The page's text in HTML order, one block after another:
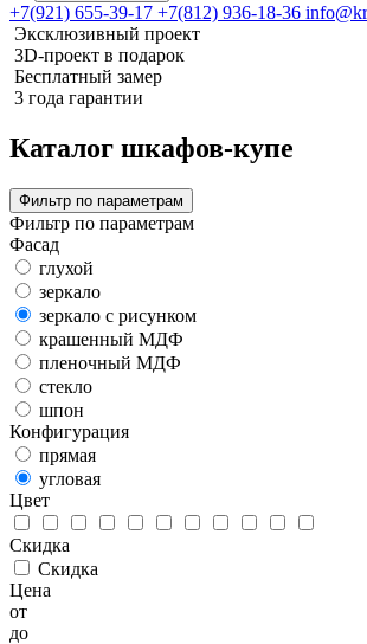
+7(921) 655-39-17 +7(812) 936-18-36
Эксклюзивный проект
3D-проект в подарок
Бесплатный замер
3 года гарантии
Каталог шкафов-купе
Фильтр по параметрам
Фильтр по параметрам
Фасад
глухой
зеркало
зеркало с рисунком
крашенный МДФ
пленочный МДФ
стекло
шпон
Конфигурация
прямая
угловая
Цвет
Скидка
Скидка
Цена
от
до